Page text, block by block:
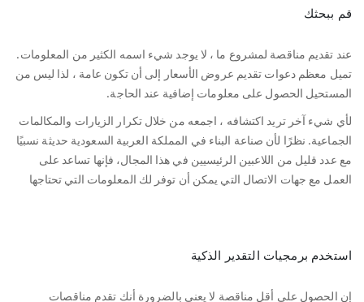
قم ببحثك
عند تقديم مناقصة لمشروع ما ، لا يوجد شيء اسمه الكثير من المعلومات.
تميل معظم دعوات تقديم عروض الأسعار إلى أن تكون عامة ، لذا ليس من
المستحيل الحصول على معلومات إضافية عند الحاجة.
لأي شيء آخر تريد اكتشافه ، اجمعه من خلال تكرار الزيارات والمكالمات
الجماعية. نظرًا لأن صناعة البناء في المملكة العربية السعودية حديثة نسبيًا
مع عدد قليل من اللاعبين الرئيسيين في هذا المجال، فإنها تساعد على
العمل مع جهات الاتصال التي يمكن أن توفر لك المعلومات التي تحتاجها
استخدم برمجيات التقدير الذكية
إن الحصول على أقل مناقصة لا يعني بالضرورة أنك تقدم مناقصات